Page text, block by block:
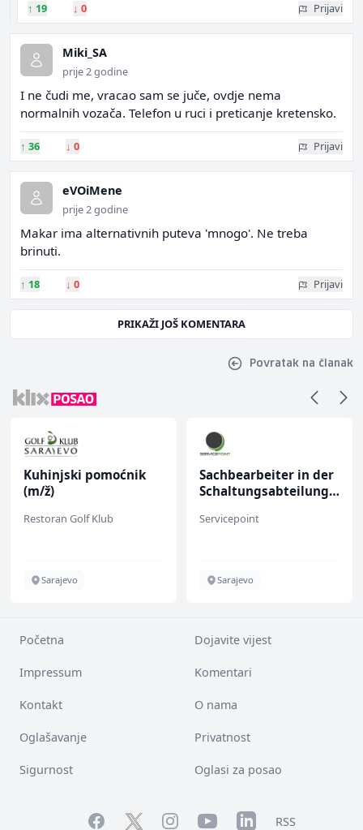
↑ 19 ↓ 0 Prijavi
Miki_SA
prije 2 godine
I ne čudi me, vracao sam se juče, ovdje nema
normalnih vozača. Telefon u ruci i preticanje kretensko.
↑ 36 ↓ 0 Prijavi
eVOiMene
prije 2 godine
Makar ima alternativnih puteva 'mnogo'. Ne treba
brinuti.
↑ 18 ↓ 0 Prijavi
PRIKAŽI JOŠ KOMENTARA
Povratak na članak
Kuhinjski pomoćnik
(m/ž)
Restoran Golf Klub
Sarajevo
Sachbearbeiter in der
Schaltungsabteilung
Servicepoint
Sarajevo
Početna Dojavite vijest
Impressum Komentari
Kontakt O nama
Oglašavanje Privatnost
Sigurnost Oglasi za posao
FacebookTwitterInstagramYouTubeLinkedInRSS